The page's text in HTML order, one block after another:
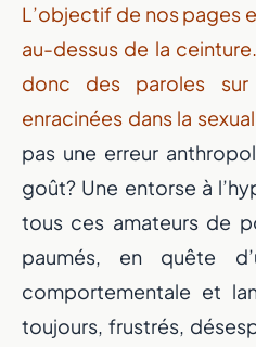
L’objectif de nos pages
au-dessus de la
donc des paroles sur
enracinées dans la
pas une erreur
goût? Une entorse à
tous ces amateurs de
paumés, en quête
comportementale et
toujours, frustrés,